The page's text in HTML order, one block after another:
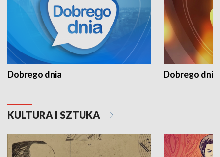
Dobrego dnia Dobrego dnia
KULTURA I SZTUKA